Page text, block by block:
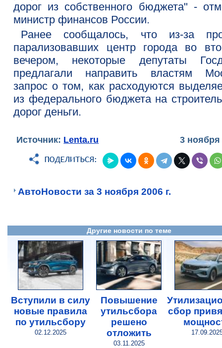
дорог из собственного бюджета" -
министр финансов России.
Ранее сообщалось, что из-за
парализовавших центр города во
вечером, некоторые депутаты
предлагали направить властям
запрос о том, как расходуются
из федерального бюджета на
дорог деньги.
Источник: Lenta.ru 3 ноября
АвтоНовости за 3 ноября 2006 г.
Другие новости по теме
Вступили в силу
новые правила
по утильсбору
02.12.2025
Повышение
утильсбора
решено
отложить
03.11.2025
сбор